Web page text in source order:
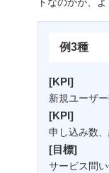
トなのかが、
例3種
[KPI]
新規ユーザ
[KPI]
申し込み数
[目標]
サービス問